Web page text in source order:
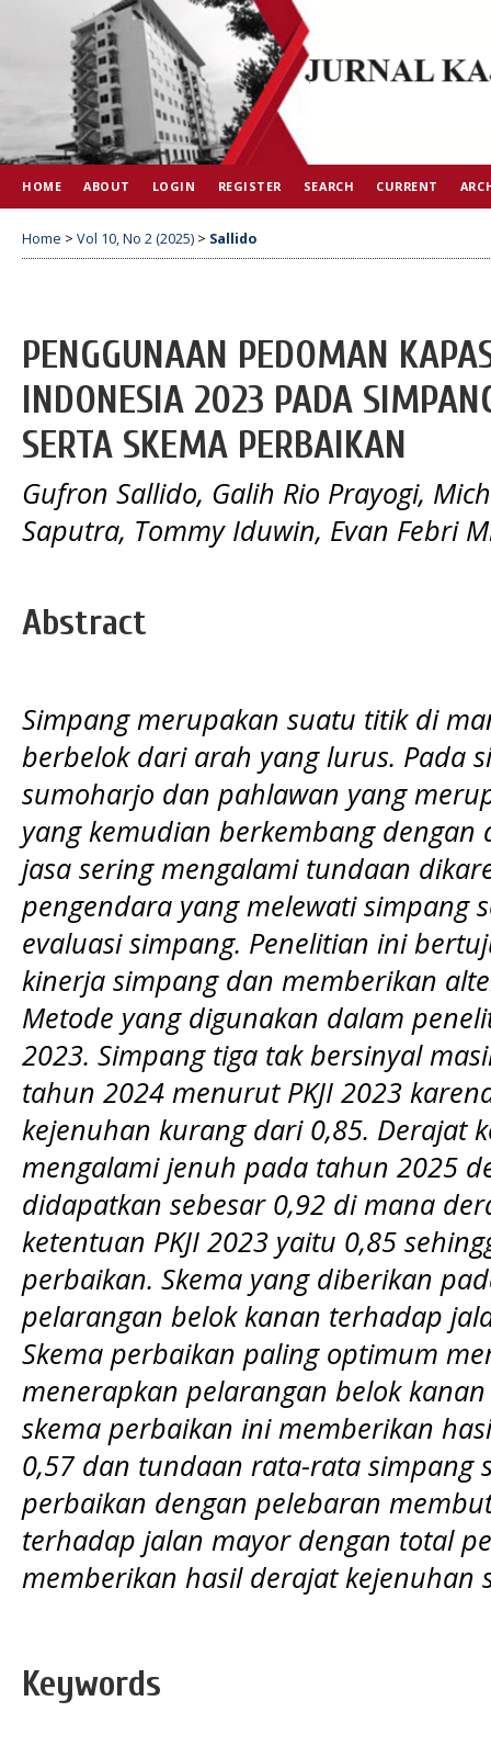
HOME ABOUT LOGIN REGISTER SEARCH CURRENT
Home > Vol 10, No 2 (2025) > Sallido
PENGGUNAAN PEDOMAN
INDONESIA 2023 PADA
SERTA SKEMA PERBAIKAN
Gufron Sallido, Galih Rio Prayogi,
Saputra, Tommy Iduwin, Evan Febri
Abstract
Simpang merupakan suatu titik di
berbelok dari arah yang lurus. Pada
sumoharjo dan pahlawan yang
yang kemudian berkembang
jasa sering mengalami tundaan
pengendara yang melewati simpang
evaluasi simpang. Penelitian ini
kinerja simpang dan memberikan
Metode yang digunakan dalam
2023. Simpang tiga tak bersinyal
tahun 2024 menurut PKJI 2023
kejenuhan kurang dari 0,85. Derajat
mengalami jenuh pada tahun 2025
didapatkan sebesar 0,92 di mana
ketentuan PKJI 2023 yaitu 0,85
perbaikan. Skema yang diberikan
pelarangan belok kanan terhadap
Skema perbaikan paling optimum
menerapkan pelarangan belok
skema perbaikan ini memberikan
0,57 dan tundaan rata-rata simpang
perbaikan dengan pelebaran
terhadap jalan mayor dengan total
memberikan hasil derajat kejenuhan
Keywords